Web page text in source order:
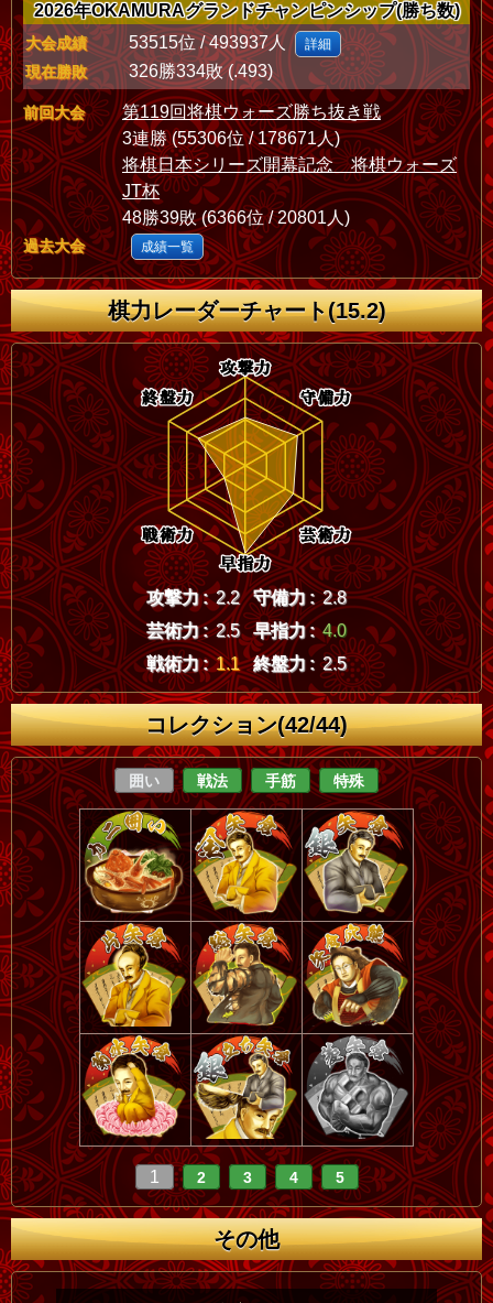
2026年OKAMURAグランドチャンピンシップ(勝ち数)
大会成績 53515位 / 493937人 詳細
現在勝敗 326勝334敗 (.493)
前回大会
第119回将棋ウォーズ勝ち抜き戦
3連勝 (55306位 / 178671人)
将棋日本シリーズ開幕記念 将棋ウォーズ
JT杯
48勝39敗 (6366位 / 20801人)
過去大会 成績一覧
棋力レーダーチャート(15.2)
攻撃力 : 2.2 守備力 : 2.8
芸術力 : 2.5 早指力 : 4.0
戦術力 : 1.1 終盤力 : 2.5
コレクション(42/44)
囲い 戦法 手筋 特殊
1 2 3 4 5
その他